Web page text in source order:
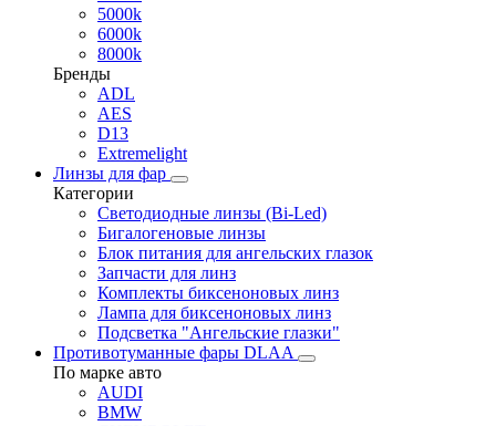
5000k
6000k
8000k
Бренды
ADL
AES
D13
Extremelight
Линзы для фар
Категории
Светодиодные линзы (Bi-Led)
Бигалогеновые линзы
Блок питания для ангельских глазок
Запчасти для линз
Комплекты биксеноновых линз
Лампа для биксеноновых линз
Подсветка "Ангельские глазки"
Противотуманные фары DLAA
По марке авто
AUDI
BMW